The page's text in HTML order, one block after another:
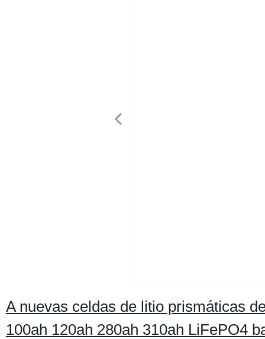
A nuevas celdas de litio prismáticas
100ah 120ah 280ah 310ah LiFePO4